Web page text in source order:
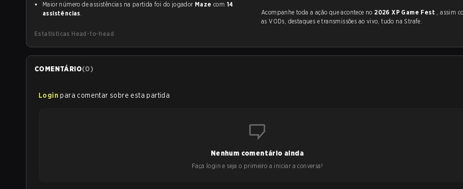
Maior número de assistências na partida foi do jogador Maze com 14
assistências.
Estatísticas Head-to-head
Acompanhe toda a ação que acontece no 2026 XP Game Fest , assim como
as VODs, destaques e transmissões ao vivo, tudo na Strafe.
COMENTÁRIO(0)
Login para comentar sobre esta partida
Nenhum comentário ainda
Faça login e seja o primeiro a iniciar a conversa!